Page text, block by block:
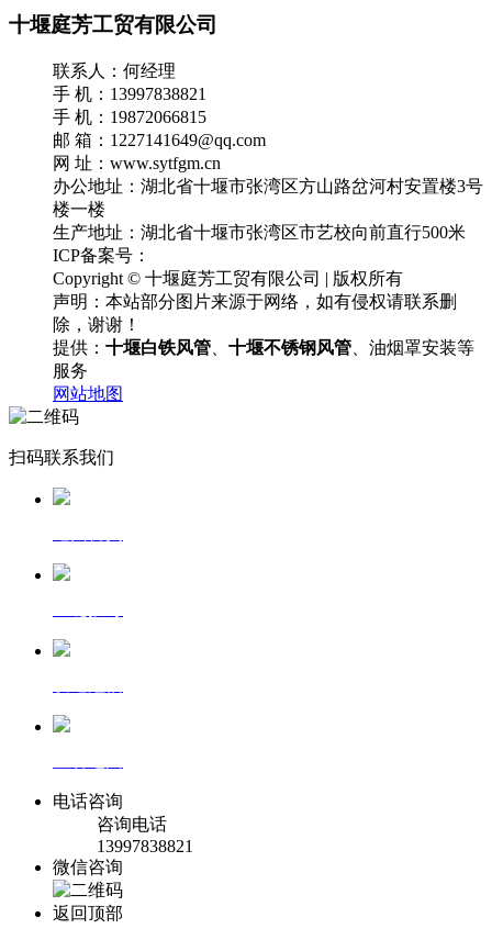
十堰庭芳工贸有限公司
联系人：何经理
手 机：13997838821
手 机：19872066815
邮 箱：1227141649@qq.com
网 址：www.sytfgm.cn
办公地址：湖北省十堰市张湾区方山路岔河村安置楼3号
楼一楼
生产地址：湖北省十堰市张湾区市艺校向前直行500米
ICP备案号：
Copyright © 十堰庭芳工贸有限公司 | 版权所有
声明：本站部分图片来源于网络，如有侵权请联系删
除，谢谢！
提供： 十堰白铁风管 十堰不锈钢风管 、油烟罩安装等
服务
网站地图
扫码联系我们
电话咨询
咨询电话
13997838821
微信咨询
返回顶部